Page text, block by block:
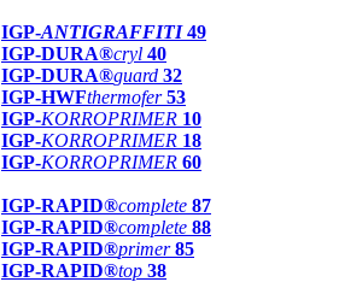
IGP-ANTIGRAFFITI49
IGP-DURA®cryl 40
IGP-DURA®guard 32
IGP-HWFthermofer 53
IGP-KORROPRIMER 10
IGP-KORROPRIMER 18
IGP-KORROPRIMER 60
IGP-RAPID®complete 87
IGP-RAPID®complete 88
IGP-RAPID®primer 85
IGP-RAPID®top 38